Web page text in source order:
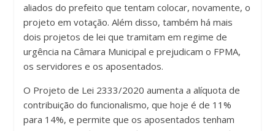
aliados do prefeito que tentam colocar, novamente, o
projeto em votação. Além disso, também há mais
dois projetos de lei que tramitam em regime de
urgência na Câmara Municipal e prejudicam o FPMA,
os servidores e os aposentados.
O Projeto de Lei 2333/2020 aumenta a alíquota de
contribuição do funcionalismo, que hoje é de 11%
para 14%, e permite que os aposentados tenham